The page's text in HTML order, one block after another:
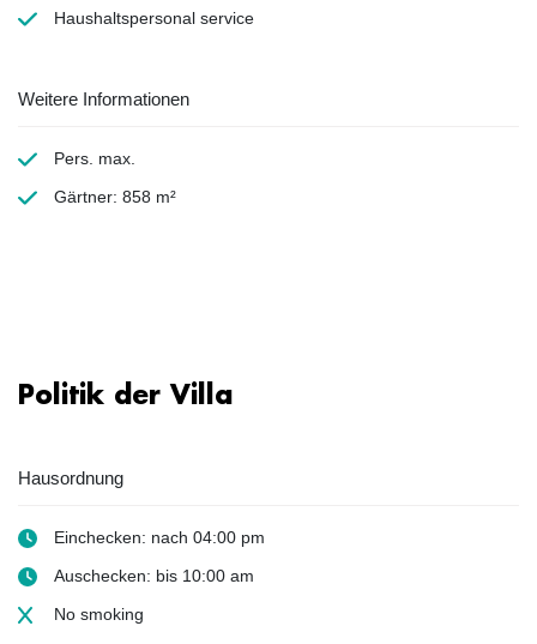
Haushaltspersonal service
Weitere Informationen
Pers. max.
Gärtner: 858 m²
Politik der Villa
Hausordnung
Einchecken: nach 04:00 pm
Auschecken: bis 10:00 am
No smoking